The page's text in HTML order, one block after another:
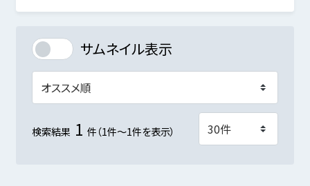
サムネイル表示
検索結果 1 件（1件～1件を表示）